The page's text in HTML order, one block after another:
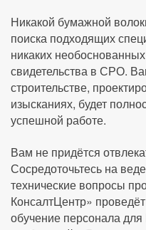
Никакой бумажной
поиска подходящих
никаких
свидетельства в СРО.
строительстве,
изысканиях, будет
успешной работе.
Вам не придётся
Сосредоточьтесь на
технические вопросы
КонсалтЦентр»
обучение персонала